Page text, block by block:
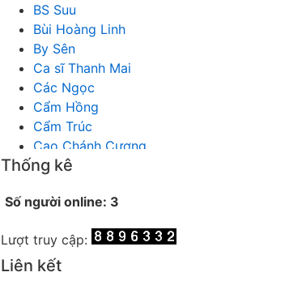
BS Suu
Bùi Hoàng Linh
By Sên
Ca sĩ Thanh Mai
Các Ngọc
Cẩm Hồng
Cẩm Trúc
Cao Chánh Cương
Cao Nhật Quyên
Chích Chị
Chu Trầm Nguyên Minh
Cò Bằng
Thống kê
Số người online: 3
Lượt truy cập:
Liên kết